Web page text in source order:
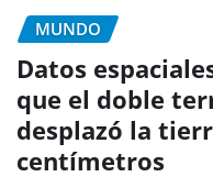
MUNDO
Datos
que el doble
desplazó la
centímetros